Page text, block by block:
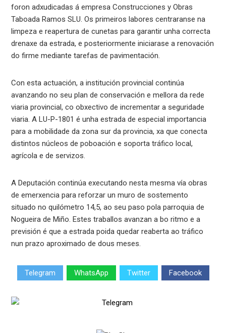
foron adxudicadas á empresa Construcciones y Obras
Taboada Ramos SLU. Os primeiros labores centraranse na
limpeza e reapertura de cunetas para garantir unha correcta
drenaxe da estrada, e posteriormente iniciarase a renovación
do firme mediante tarefas de pavimentación.
Con esta actuación, a institución provincial continúa
avanzando no seu plan de conservación e mellora da rede
viaria provincial, co obxectivo de incrementar a seguridade
viaria. A LU-P-1801 é unha estrada de especial importancia
para a mobilidade da zona sur da provincia, xa que conecta
distintos núcleos de poboación e soporta tráfico local,
agrícola e de servizos.
A Deputación continúa executando nesta mesma vía obras
de emerxencia para reforzar un muro de sostemento
situado no quilómetro 14,5, ao seu paso pola parroquia de
Nogueira de Miño. Estes traballos avanzan a bo ritmo e a
previsión é que a estrada poida quedar reaberta ao tráfico
nun prazo aproximado de dous meses.
Telegram WhatsApp Twitter Facebook